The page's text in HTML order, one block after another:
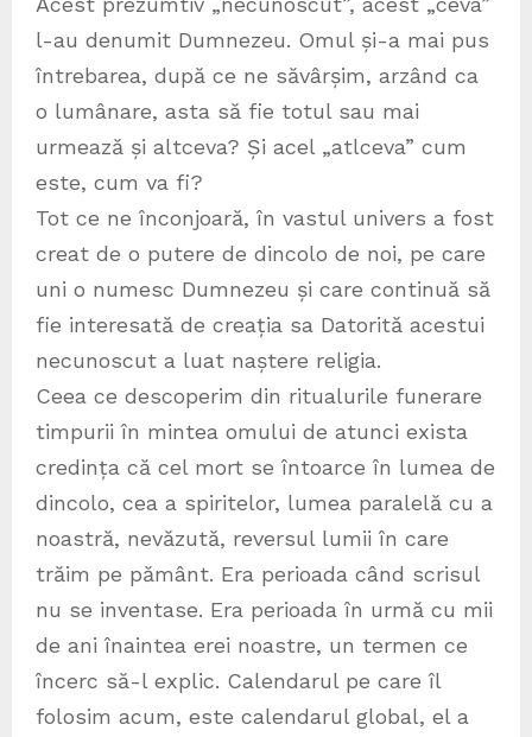
l-au denumit Dumnezeu. Omul și-a mai pus
întrebarea, după ce ne săvârșim, arzând ca
o lumânare, asta să fie totul sau mai
urmează și altceva? Și acel „atlceva” cum
este, cum va fi?
Tot ce ne înconjoară, în vastul univers a fost
creat de o putere de dincolo de noi, pe care
uni o numesc Dumnezeu și care continuă să
fie interesată de creația sa Datorită acestui
necunoscut a luat naștere religia.
Ceea ce descoperim din ritualurile funerare
timpurii în mintea omului de atunci exista
credința că cel mort se întoarce în lumea de
dincolo, cea a spiritelor, lumea paralelă cu a
noastră, nevăzută, reversul lumii în care
trăim pe pământ. Era perioada când scrisul
nu se inventase. Era perioada în urmă cu mii
de ani înaintea erei noastre, un termen ce
încerc să-l explic. Calendarul pe care îl
folosim acum, este calendarul global, el a